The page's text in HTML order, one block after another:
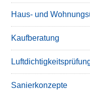
Haus- und
Kaufberatung
Sanierkonzepte